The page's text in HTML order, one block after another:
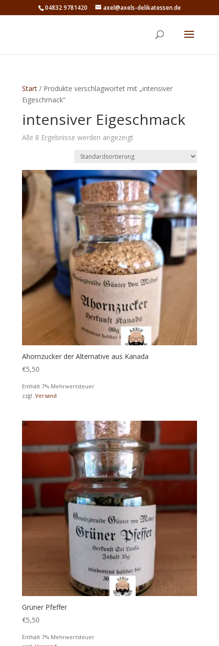
04832 9781420 axel@axels-delikatessen.de
Start/ Produkte verschlagwortet mit „intensiver
Eigeschmack“
intensiver Eigeschmack
Alle 8 Ergebnisse werden angezeigt
Ahornzucker der Alternative aus Kanada
€5,50
Enthält 7% Mehrwertsteuer
zzgl. Versand
Grüner Pfeffer
€5,50
Enthält 7% Mehrwertsteuer